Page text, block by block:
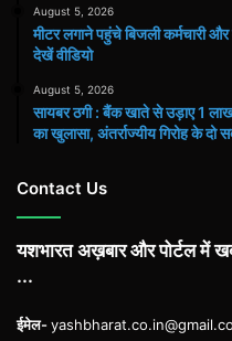
August 5, 2026
मीटर लगाने पहुंचे बिजली कर्मचारी
देखें वीडियो
August 5, 2026
सायबर ठगी : बैंक खाते से उड़ाए 1
का खुलासा, अंतर्राज्यीय गिरोह के दो
Contact Us
यशभारत अख़बार और पोर्टल में
...
ईमेल-